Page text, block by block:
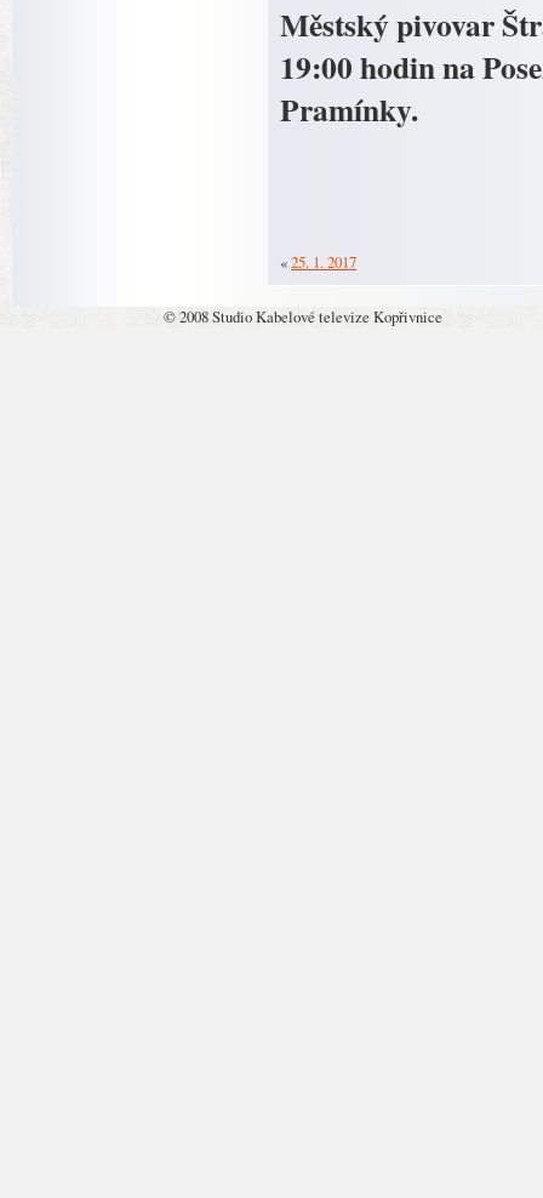
Městský pivovar
19:00 hodin na
Pramínky.
«25. 1. 2017
© 2008 Studio Kabelové televize Kopřivnice